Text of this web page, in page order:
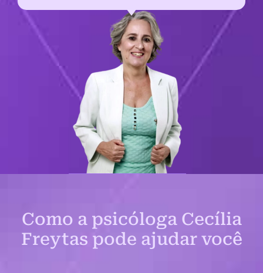
Como a psicóloga Cecília
Freytas pode ajudar você